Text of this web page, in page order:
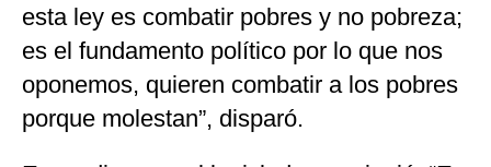
esta ley es combatir pobres y no pobreza;
es el fundamento político por lo que nos
oponemos, quieren combatir a los pobres
porque molestan”, disparó.